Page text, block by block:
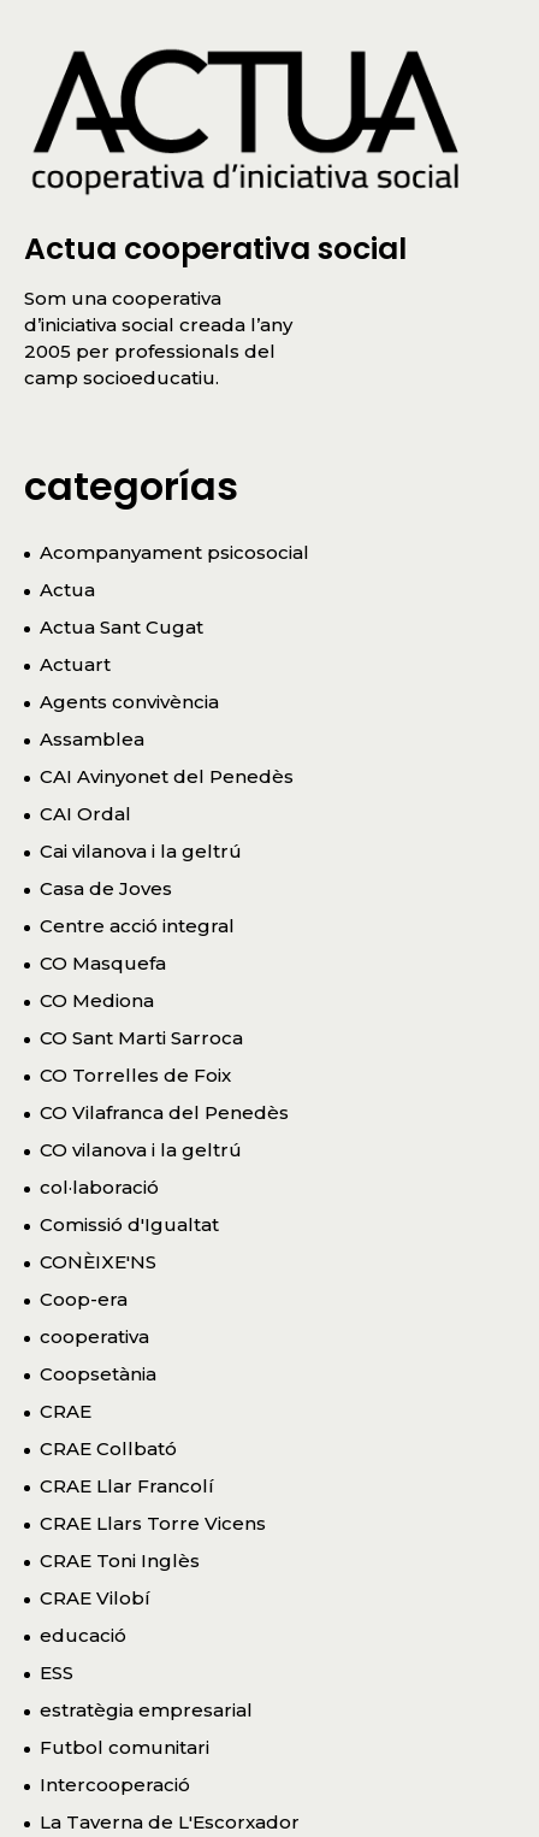
Actua cooperativa social
Som una cooperativa
d’iniciativa social creada l’any
2005 per professionals del
camp socioeducatiu.
categorías
Acompanyament psicosocial
Actua
Actua Sant Cugat
Actuart
Agents convivència
Assamblea
CAI Avinyonet del Penedès
CAI Ordal
Cai vilanova i la geltrú
Casa de Joves
Centre acció integral
CO Masquefa
CO Mediona
CO Sant Marti Sarroca
CO Torrelles de Foix
CO Vilafranca del Penedès
CO vilanova i la geltrú
col·laboració
Comissió d'Igualtat
CONÈIXE'NS
Coop-era
cooperativa
Coopsetània
CRAE
CRAE Collbató
CRAE Llar Francolí
CRAE Llars Torre Vicens
CRAE Toni Inglès
CRAE Vilobí
educació
ESS
estratègia empresarial
Futbol comunitari
Intercooperació
La Taverna de L'Escorxador